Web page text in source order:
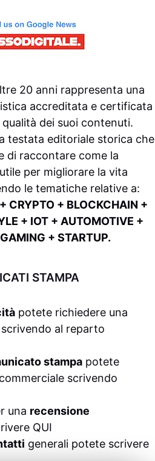
20 anni rappresenta una
accreditata e certificata
qualità dei suoi contenuti.
testata editoriale storica che
di raccontare come la
per migliorare la vita
le tematiche relative a:
CRYPTO + BLOCKCHAIN +
+ IOT + AUTOMOTIVE +
+ STARTUP.
STAMPA
potete richiedere una
al reparto
stampa potete
scrivendo
una recensione
QUI
generali potete scrivere